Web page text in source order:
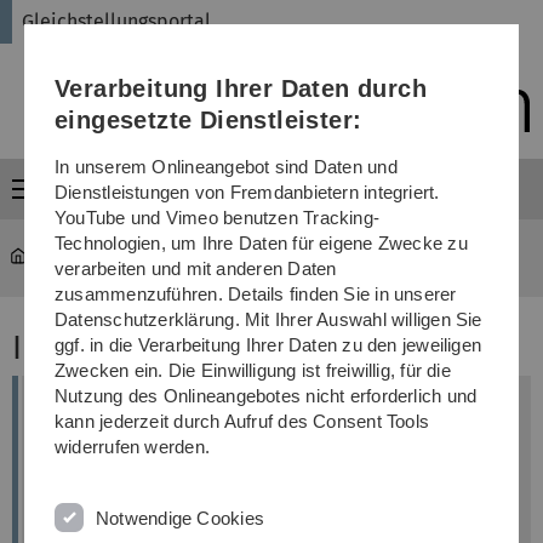
Direkt
Direkt
Direkt
(Sprache,
Drucken,
Media)
Direkt
Direkt
Gleichstellungsportal
Menü
Gleichstellungsportal Inklusion
Inklusion
Studieren und Arbeiten mit Handicap
Verarbeitung Ihrer Daten durch
eingesetzte Dienstleister:
In unserem Onlineangebot sind Daten und
Dienstleistungen von Fremdanbietern integriert.
YouTube und Vimeo benutzen Tracking-
Technologien, um Ihre Daten für eigene Zwecke zu
verarbeiten und mit anderen Daten
zusammenzuführen. Details finden Sie in unserer
Datenschutzerklärung. Mit Ihrer Auswahl willigen Sie
ggf. in die Verarbeitung Ihrer Daten zu den jeweiligen
Zwecken ein. Die Einwilligung ist freiwillig, für die
Nutzung des Onlineangebotes nicht erforderlich und
kann jederzeit durch Aufruf des Consent Tools
widerrufen werden.
Notwendige Cookies